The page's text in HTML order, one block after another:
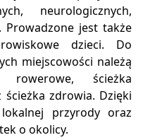
neurologicznych,
jest także
dzieci. Do
miejscowości należą
rowerowe, ścieżka
zdrowia. Dzięki
przyrody oraz
o okolicy.